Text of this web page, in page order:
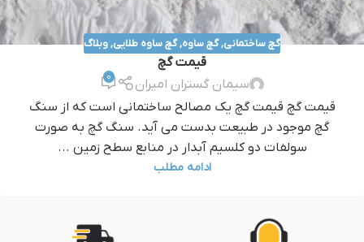
گچ ساختمانی,گچ ساوه,گچ ساوه طلایی,وبلاگ
قيمت گچ
سیمان گستران امیران
0
قيمت گچ قيمت گچ یک مصالح ساختمانی است که از سنگ
گچ موجود در طبیعت بدست می آید. سنگ گچ به صورت
سولفات دو کلسیم آبدار در منابع سطح زمین ...
ادامه مطلب